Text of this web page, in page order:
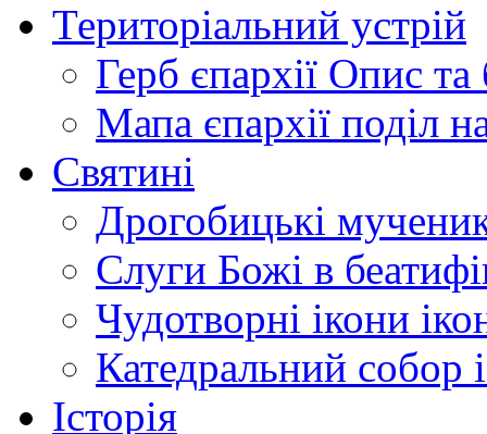
Територіальний устрій
Герб єпархії Опис та
Мапа єпархії поділ
Святині
Дрогобицькі
Слуги Божі в
Чудотворні ікони
Катедральний собор
Історія